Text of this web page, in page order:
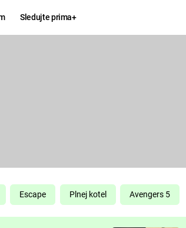
Sledujte prima+
KOMEDIE
CHUCK
NORRIS
Escape Plnej kotel Avengers 5